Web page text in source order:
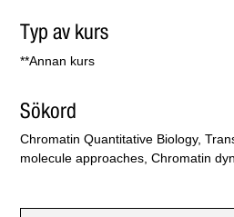
Typ av kurs
**Annan kurs
Sökord
Chromatin Quantitative Biology,
molecule approaches, Chromatin